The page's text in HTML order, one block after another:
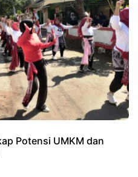
Potensi UMKM dan